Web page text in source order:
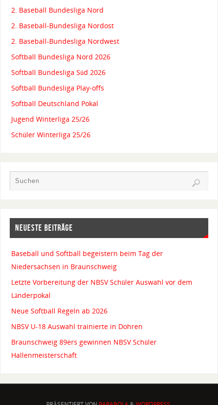
2. Baseball Bundesliga Nord
2. Baseball-Bundesliga Nordost
2. Baseball-Bundesliga Nordwest
Softball Bundesliga Nord 2026
Softball Bundesliga Süd 2026
Softball Bundesliga Play-offs
Softball Deutschland Pokal
Jugend Winterliga 25/26
Schüler Winterliga 25/26
NEUESTE BEITRÄGE
Baseball und Softball begeistern beim Tag der
Niedersachsen in Braunschweig
Letzte Vorbereitung der NBSV Schüler Auswahl vor dem
Länderpokal
Neue Softball Regeln ab 2026
NBSV U-18 Auswahl trainierte in Dohren
Braunschweig 89ers gewinnen NBSV Schüler
Hallenmeisterschaft